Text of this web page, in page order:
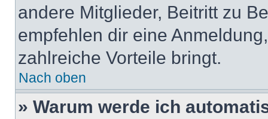
andere Mitglieder, Beitritt zu
empfehlen dir eine
zahlreiche Vorteile bringt.
Nach oben
» Warum werde ich